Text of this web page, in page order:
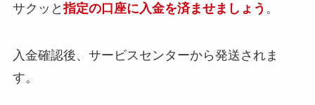
サクッと指定の口座に入金を済ませましょう 。
入金確認後、サービスセンターから発送されま
す。